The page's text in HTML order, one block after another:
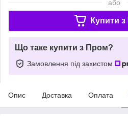
або
Купити з
Що таке купити з Пром?
Замовлення під захистом
Опис Доставка Оплата